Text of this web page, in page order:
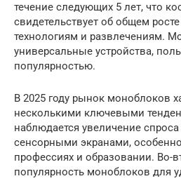
течение следующих 5 лет, что
свидетельствует об общем
технологиям и развлечениям.
универсальные устройства,
популярностью.
В 2025 году рынок моноблоков
несколькими ключевыми
наблюдается увеличение
сенсорными экранами,
профессиях и образовании. Во-
популярность моноблоков для